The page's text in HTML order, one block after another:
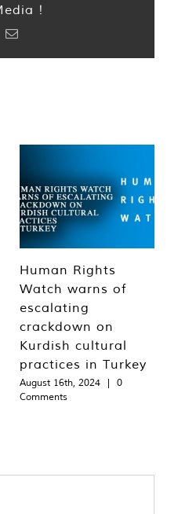
!
Email
Human Rights
Watch warns of
escalating
crackdown on
Kurdish cultural
practices in Turkey
August 16th, 2024 |
0
Comments